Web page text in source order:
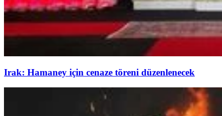
Irak: Hamaney için cenaze töreni düzenlenecek